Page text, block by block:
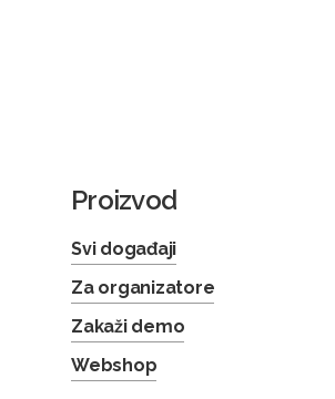
Proizvod
Svi događaji
Za organizatore
Zakaži demo
Webshop